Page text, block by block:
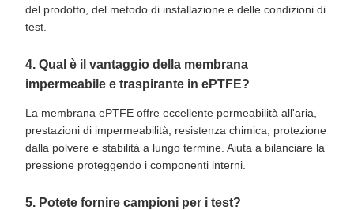
del prodotto, del metodo di installazione e delle condizioni di
test.
4. Qual è il vantaggio della membrana
impermeabile e traspirante in ePTFE?
La membrana ePTFE offre eccellente permeabilità all'aria,
prestazioni di impermeabilità, resistenza chimica, protezione
dalla polvere e stabilità a lungo termine. Aiuta a bilanciare la
pressione proteggendo i componenti interni.
5. Potete fornire campioni per i test?